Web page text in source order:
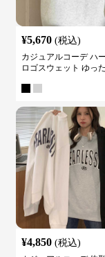
¥5,670 (税込)
カジュアルコーデ ハ
ロゴスウェット ゆっ
¥4,850 (税込)